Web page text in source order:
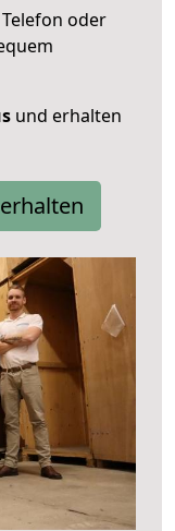
oder
und erhalten